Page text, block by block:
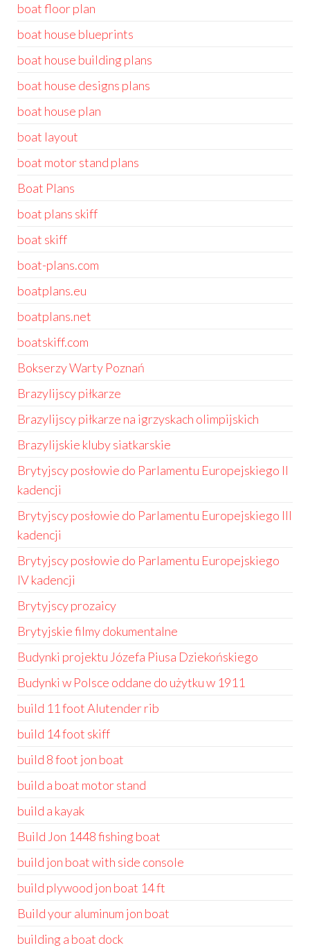
boat floor plan
boat house blueprints
boat house building plans
boat house designs plans
boat house plan
boat layout
boat motor stand plans
Boat Plans
boat plans skiff
boat skiff
boat-plans.com
boatplans.eu
boatplans.net
boatskiff.com
Bokserzy Warty Poznań
Brazylijscy piłkarze
Brazylijscy piłkarze na igrzyskach olimpijskich
Brazylijskie kluby siatkarskie
Brytyjscy posłowie do Parlamentu Europejskiego II
kadencji
Brytyjscy posłowie do Parlamentu Europejskiego III
kadencji
Brytyjscy posłowie do Parlamentu Europejskiego
IV kadencji
Brytyjscy prozaicy
Brytyjskie filmy dokumentalne
Budynki projektu Józefa Piusa Dziekońskiego
Budynki w Polsce oddane do użytku w 1911
build 11 foot Alutender rib
build 14 foot skiff
build 8 foot jon boat
build a boat motor stand
build a kayak
Build Jon 1448 fishing boat
build jon boat with side console
build plywood jon boat 14 ft
Build your aluminum jon boat
building a boat dock